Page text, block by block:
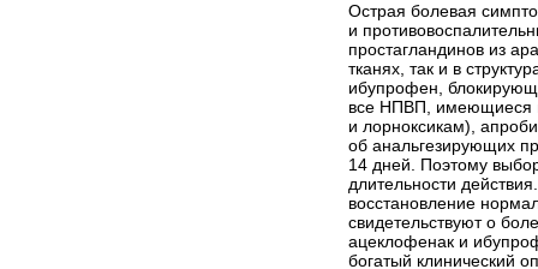
Острая болевая
и
простагландинов из
тканях, так и в
ибупрофен,
все НПВП, имеющиеся
и лорноксикам),
об анальгезирующих
14 дней. Поэтому
длительности
восстановление
свидетельствуют о
ацеклофенак и
богатый клинический